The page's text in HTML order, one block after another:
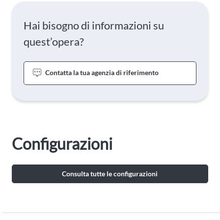
Hai bisogno di informazioni su
quest’opera?
Contatta la tua agenzia di riferimento
Configurazioni
Consulta tutte le configurazioni